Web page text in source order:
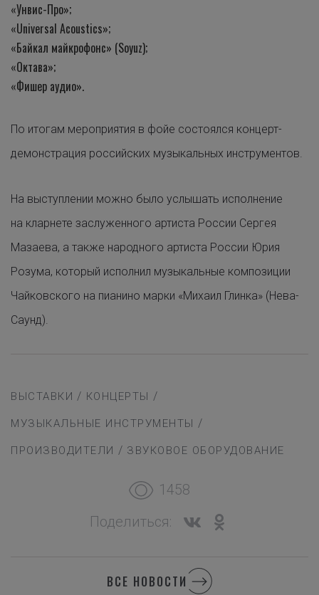
«Унвис-Про»;
«Universal Acoustics»;
«Байкал майкрофонс» (Soyuz);
«Октава»;
«Фишер аудио».
По итогам мероприятия в фойе состоялся концерт-
демонстрация российских музыкальных инструментов.
На выступлении можно было услышать исполнение
на кларнете заслуженного артиста России Сергея
Мазаева, а также народного артиста России Юрия
Розума, который исполнил музыкальные композиции
Чайковского на пианино марки «Михаил Глинка» (Нева-
Саунд).
ВЫСТАВКИ / КОНЦЕРТЫ /
МУЗЫКАЛЬНЫЕ ИНСТРУМЕНТЫ /
ПРОИЗВОДИТЕЛИ / ЗВУКОВОЕ ОБОРУДОВАНИЕ
1458
Поделиться:
ВСЕ НОВОСТИ